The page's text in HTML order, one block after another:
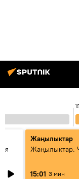
Жаңылыктар
Жаңылыктар.
15:01 3 мин